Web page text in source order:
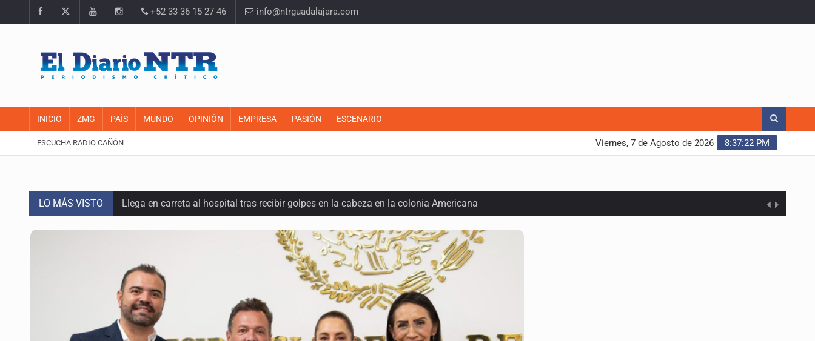
+52 33 36 15 27 46 info@ntrguadalajara.com
INICIO ZMG PAÍS MUNDO OPINIÓN EMPRESA PASIÓN ESCENARIO
ESCUCHA RADIO CAÑÓN 8:37:23 PM
Viernes, 7 de Agosto de 2026
LO MÁS VISTO Llega en carreta al hospital tras recibir golpes en la cabeza en la colonia Americana
Motociclista fue perseguido y asesinado frente a un templo en Guadalajara
Descartan riesgo tras reportes de olor a gas en tres colonias de Tlaquepaque
Cae en Zapopan prófugo estadounidense buscado por Interpol
UdeG convierte residuos de agave en biotextil
Quinto Patio